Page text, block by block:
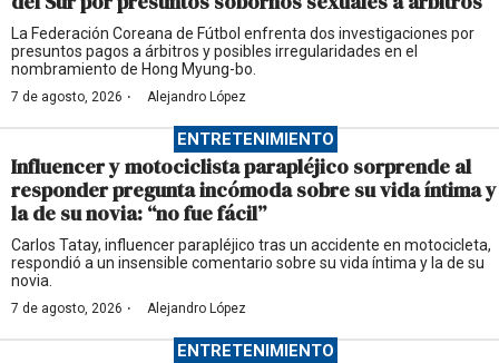
La Federación Coreana de Fútbol enfrenta dos investigaciones por
presuntos pagos a árbitros y posibles irregularidades en el
nombramiento de Hong Myung-bo.
7 de agosto, 2026 · Alejandro López
ENTRETENIMIENTO
Influencer y motociclista parapléjico sorprende al
responder pregunta incómoda sobre su vida íntima y
la de su novia: “no fue fácil”
Carlos Tatay, influencer parapléjico tras un accidente en motocicleta,
respondió a un insensible comentario sobre su vida íntima y la de su
novia.
7 de agosto, 2026 · Alejandro López
ENTRETENIMIENTO